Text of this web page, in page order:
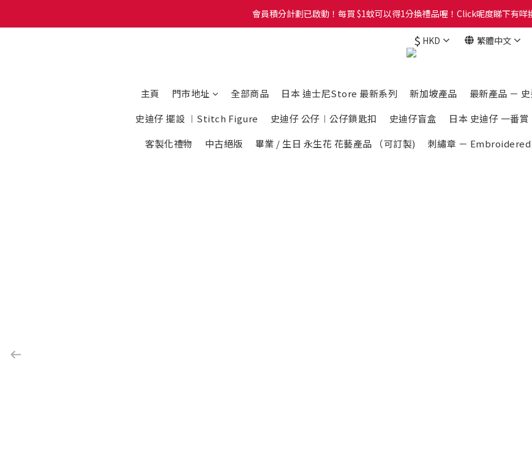
會員積分計劃已啟動！每買 $1蚊可以得1分換禮品喔！Click呢度睇下有咩
會員積分計劃已啟動！每買 $1蚊可以得1分換禮品喔！Click呢度睇下有咩
我地有Whatsapp Group，歡迎加入Whatsapp Group睇最新資訊及落單呀。Click呢度
$ HKD 繁體中文
主頁 門市地址 全部商品 日本 迪士尼Store 最新系列 新加坡產品 最新產品 －
史迪仔 擺設 ︱Stitch Figure
史迪仔 公仔︱公仔鎖匙扣 史迪仔盲盒 日本 史迪仔 一番
客製化禮物
中古絕版 畢業 / 生日 永生花 花藝產品 （可訂製) 刺繡章 －